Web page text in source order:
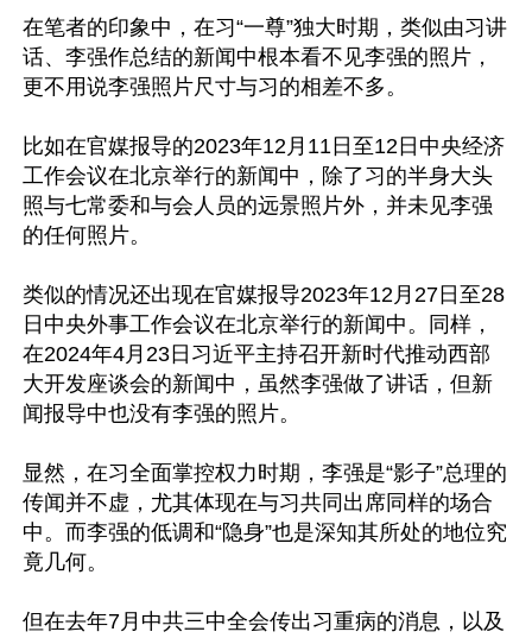
在笔者的印象中，在习“一尊”独大时期，类似由习讲
话、李强作总结的新闻中根本看不见李强的照片，
更不用说李强照片尺寸与习的相差不多。
比如在官媒报导的2023年12月11日至12日中央经济
工作会议在北京举行的新闻中，除了习的半身大头
照与七常委和与会人员的远景照片外，并未见李强
的任何照片。
类似的情况还出现在官媒报导2023年12月27日至28
日中央外事工作会议在北京举行的新闻中。同样，
在2024年4月23日习近平主持召开新时代推动西部
大开发座谈会的新闻中，虽然李强做了讲话，但新
闻报导中也没有李强的照片。
显然，在习全面掌控权力时期，李强是“影子”总理的
传闻并不虚，尤其体现在与习共同出席同样的场合
中。而李强的低调和“隐身”也是深知其所处的地位究
竟几何。
但在去年7月中共三中全会传出习重病的消息，以及